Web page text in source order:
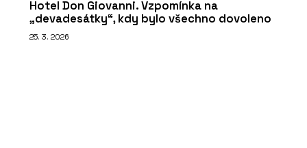
Hotel Don Giovanni. Vzpomínka na
„devadesátky“, kdy bylo všechno dovoleno
25. 3. 2026